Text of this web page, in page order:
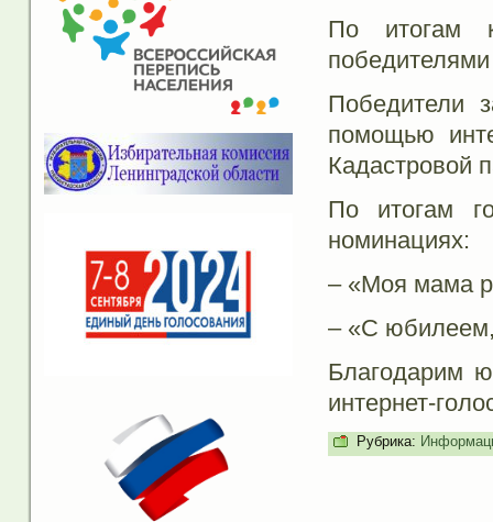
По итогам
Победители
помощью
Кадастровой
По итогам
номинациях:
– «Моя мама
– «С
Благодарим
интернет-
Рубрика: